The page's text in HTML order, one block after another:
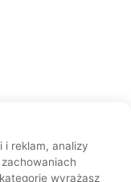
i reklam, analizy
wyrażasz